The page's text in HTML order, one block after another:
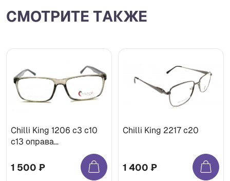
СМОТРИТЕ ТАКЖЕ
Chilli King 1206 c3 c10
с13 оправа
1 500 ₽
Chilli King 2217 с20
1 400 ₽